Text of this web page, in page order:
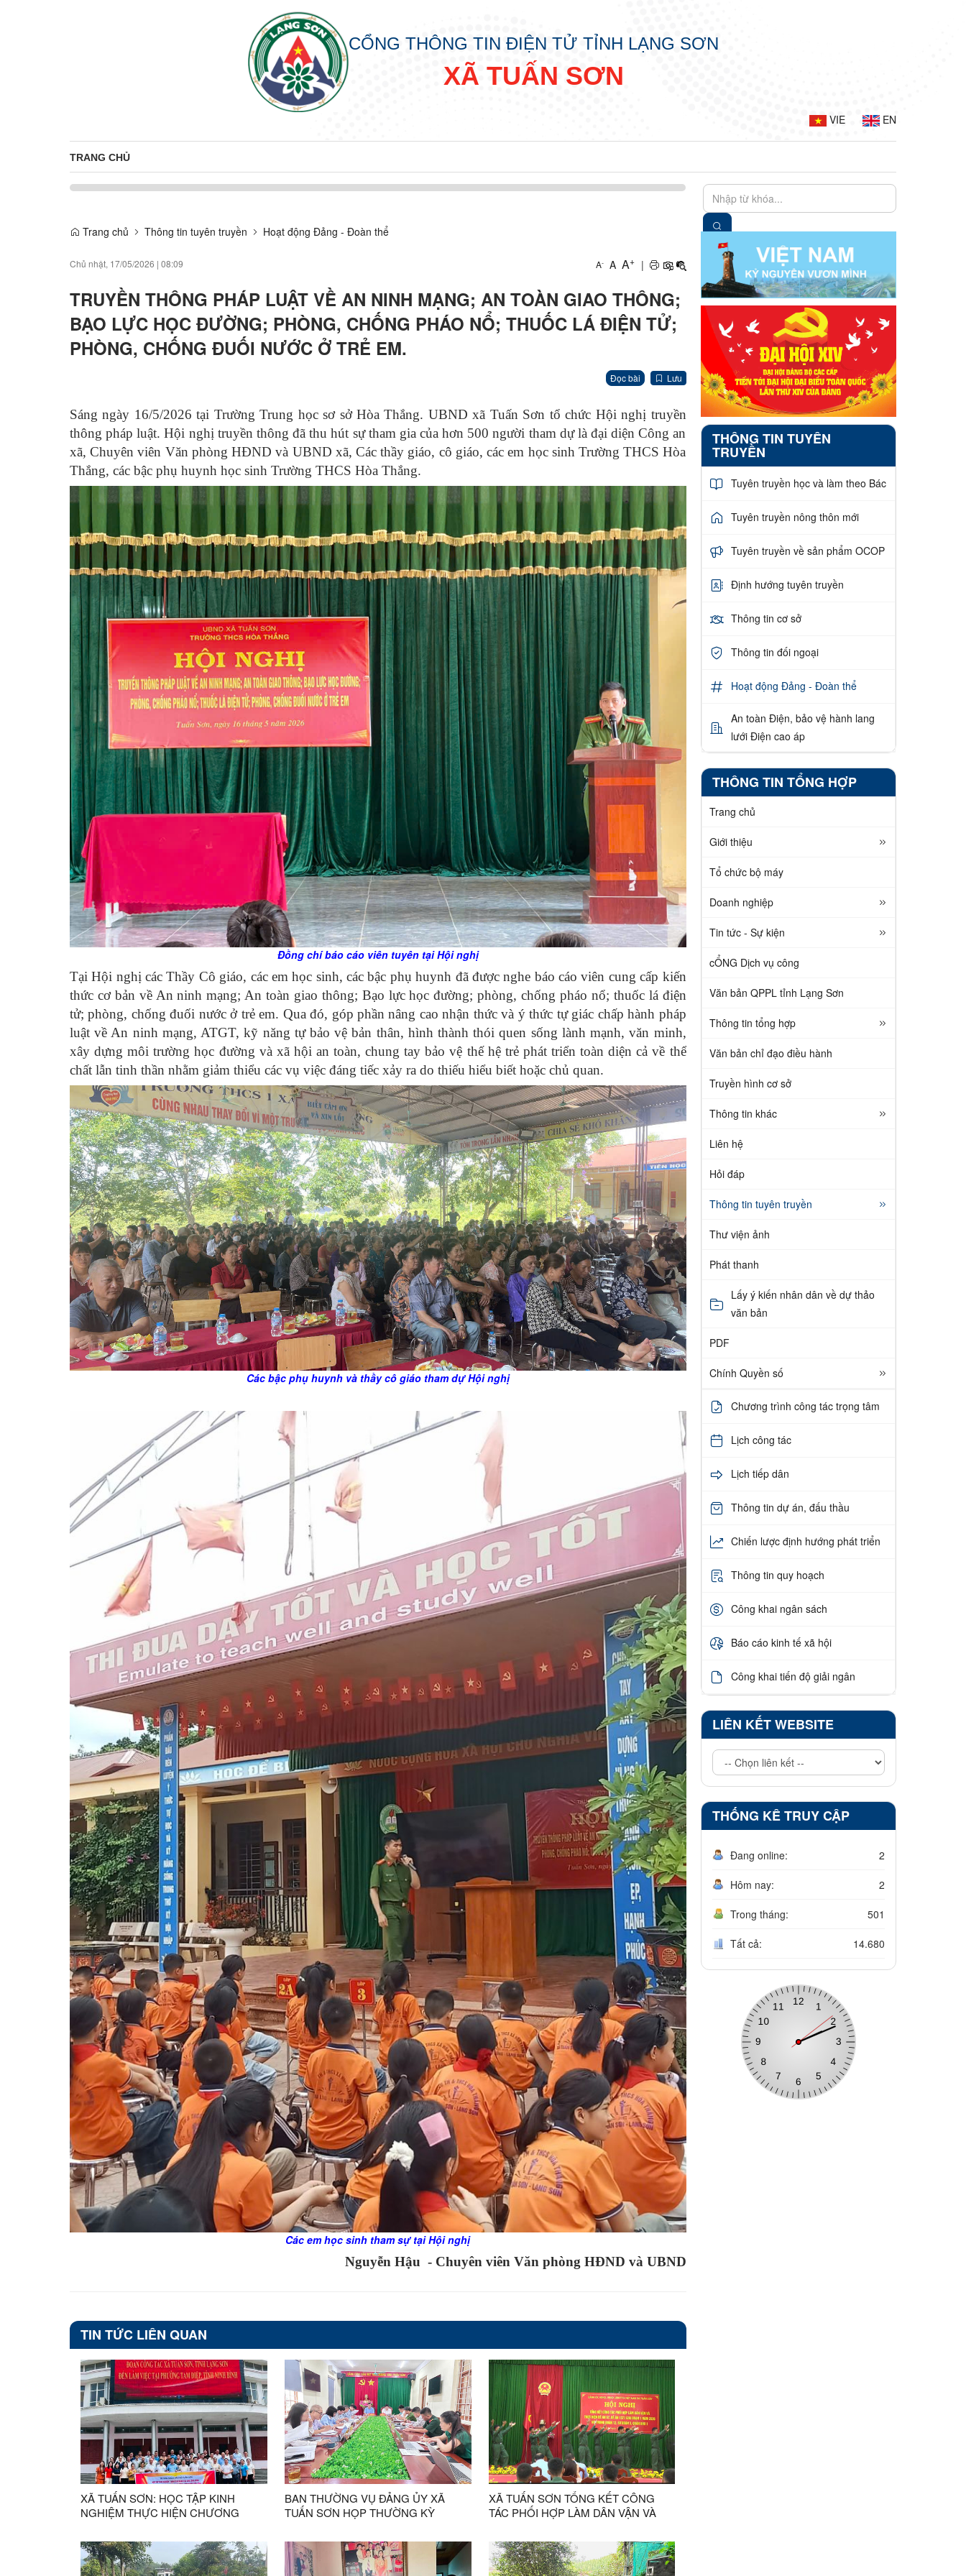
CỔNG THÔNG TIN ĐIỆN TỬ TỈNH LẠNG SƠN
XÃ TUẤN SƠN
VIE EN
TRANG CHỦ
Trang chủ Thông tin tuyên truyền Hoạt động Đảng - Đoàn thể
Chủ nhật, 17/05/2026 | 08:09 A- A A+ |
TRUYỀN THÔNG PHÁP LUẬT VỀ AN NINH MẠNG; AN TOÀN GIAO THÔNG;
BẠO LỰC HỌC ĐƯỜNG; PHÒNG, CHỐNG PHÁO NỔ; THUỐC LÁ ĐIỆN TỬ;
PHÒNG, CHỐNG ĐUỐI NƯỚC Ở TRẺ EM.
Đọc bài Lưu
Sáng ngày 16/5/2026 tại Trường Trung học sơ sở Hòa Thắng. UBND xã Tuấn Sơn tổ chức Hội nghị truyền
thông pháp luật. Hội nghị truyền thông đã thu hút sự tham gia của hơn 500 người tham dự là đại diện Công an
xã, Chuyên viên Văn phòng HĐND và UBND xã, Các thầy giáo, cô giáo, các em học sinh Trường THCS Hòa
Thắng, các bậc phụ huynh học sinh Trường THCS Hòa Thắng.
Đồng chí báo cáo viên tuyên tại Hội nghị
Tại Hội nghị các Thầy Cô giáo, các em học sinh, các bậc phụ huynh đã được nghe báo cáo viên cung cấp kiến
thức cơ bản về An ninh mạng; An toàn giao thông; Bạo lực học đường; phòng, chống pháo nổ; thuốc lá điện
tử; phòng, chống đuối nước ở trẻ em. Qua đó, góp phần nâng cao nhận thức và ý thức tự giác chấp hành pháp
luật về An ninh mạng, ATGT, kỹ năng tự bảo vệ bản thân, hình thành thói quen sống lành mạnh, văn minh,
xây dựng môi trường học đường và xã hội an toàn, chung tay bảo vệ thế hệ trẻ phát triển toàn diện cả về thể
chất lẫn tinh thần nhằm giảm thiểu các vụ việc đáng tiếc xảy ra do thiếu hiểu biết hoặc chủ quan.
Các bậc phụ huynh và thầy cô giáo tham dự Hội nghị
Các em học sinh tham sự tại Hội nghị
Nguyễn Hậu - Chuyên viên Văn phòng HĐND và UBND
TIN TỨC LIÊN QUAN
XÃ TUẤN SƠN: HỌC TẬP KINH
NGHIỆM THỰC HIỆN CHƯƠNG
BÌNH
BAN THƯỜNG VỤ ĐẢNG ỦY XÃ
TUẤN SƠN HỌP THƯỜNG KỲ
XÃ TUẤN SƠN TỔNG KẾT CÔNG
TÁC PHỐI HỢP LÀM DÂN VẬN VÀ
GIAI ĐOẠN 1 NĂM 2026
THÔNG TIN TUYÊN
TRUYỀN
Tuyên truyền học và làm theo Bác
Tuyên truyền nông thôn mới
Tuyên truyền về sản phẩm OCOP
Định hướng tuyên truyền
Thông tin cơ sở
Thông tin đối ngoại
Hoạt động Đảng - Đoàn thể
An toàn Điện, bảo vệ hành lang
lưới Điện cao áp
THÔNG TIN TỔNG HỢP
Trang chủ
Giới thiệu
Tổ chức bộ máy
Doanh nghiệp
Tin tức - Sự kiện
cỔNG Dịch vụ công
Văn bản QPPL tỉnh Lạng Sơn
Thông tin tổng hợp
Văn bản chỉ đạo điều hành
Truyền hình cơ sở
Thông tin khác
Liên hệ
Hỏi đáp
Thông tin tuyên truyền
Thư viện ảnh
Phát thanh
Lấy ý kiến nhân dân về dự thảo
văn bản
PDF
Chính Quyền số
Chương trình công tác trọng tâm
Lịch công tác
Lịch tiếp dân
Thông tin dự án, đấu thầu
Chiến lược định hướng phát triển
Thông tin quy hoạch
Công khai ngân sách
Báo cáo kinh tế xã hội
Công khai tiến độ giải ngân
LIÊN KẾT WEBSITE
THỐNG KÊ TRUY CẬP
Đang online: 2
Hôm nay: 2
Trong tháng: 501
Tất cả: 14.680